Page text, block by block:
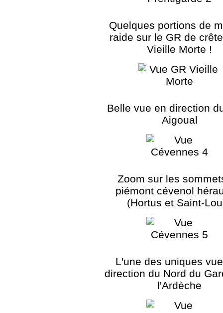
Quelques portions de
raide sur le GR de
Vieille Morte !
Belle vue en direction
Aigoual
Zoom sur les
piémont cévenol
(Hortus et Saint-
L'une des uniques
direction du Nord du
l'Ardèche